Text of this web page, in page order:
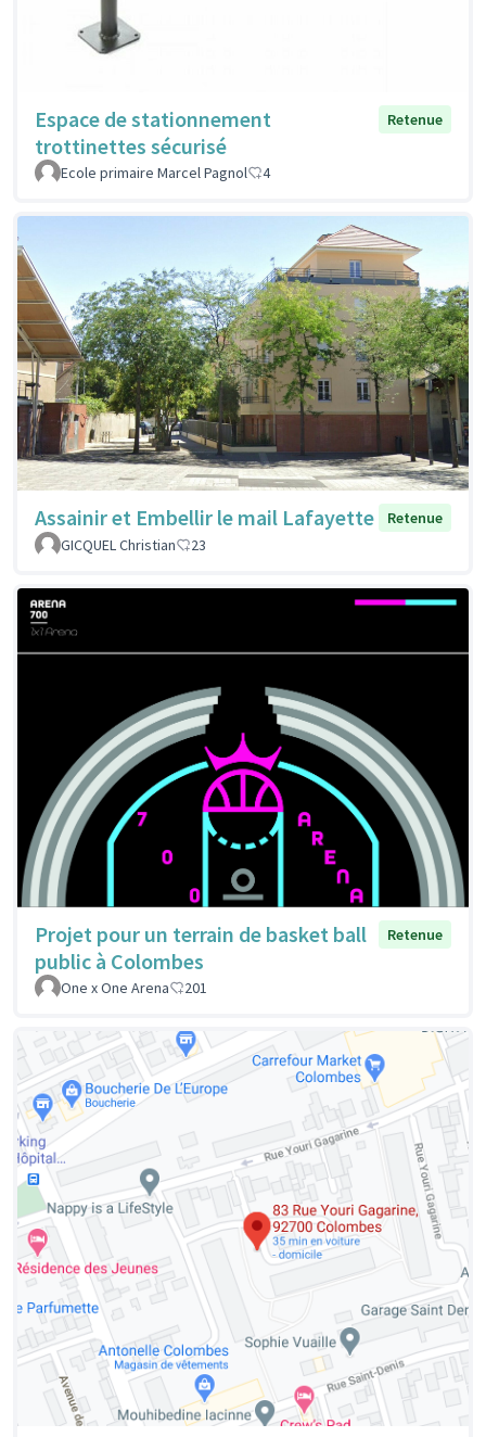
Espace de stationnement
trottinettes sécurisé
Retenue
Ecole primaire Marcel Pagnol 4
Assainir et Embellir le mail Lafayette
Retenue
GICQUEL Christian
23
Projet pour un terrain de basket ball
public à Colombes
Retenue
One x One Arena 201